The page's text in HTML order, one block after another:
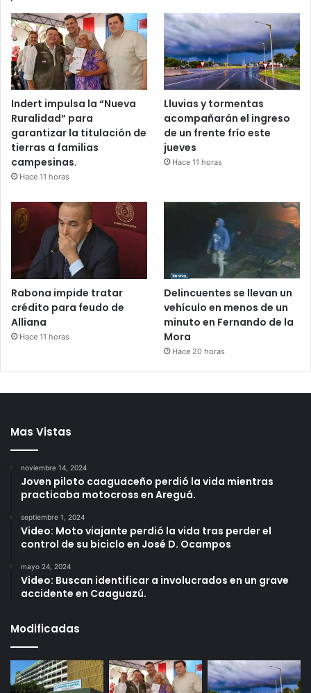
Indert impulsa la “Nueva
Ruralidad” para
garantizar la titulación de
tierras a familias
campesinas.
Hace 11 horas
Lluvias y tormentas
acompañarán el ingreso
de un frente frío este
jueves
Hace 11 horas
Rabona impide tratar
crédito para feudo de
Alliana
Hace 11 horas
Delincuentes se llevan un
vehículo en menos de un
minuto en Fernando de la
Mora
Hace 20 horas
Mas Vistas
noviembre 14, 2024
Joven piloto caaguaceño perdió la vida mientras
practicaba motocross en Areguá.
septiembre 1, 2024
Video: Moto viajante perdió la vida tras perder el
control de su biciclo en José D. Ocampos
mayo 24, 2024
Video: Buscan identificar a involucrados en un grave
accidente en Caaguazú.
Modificadas